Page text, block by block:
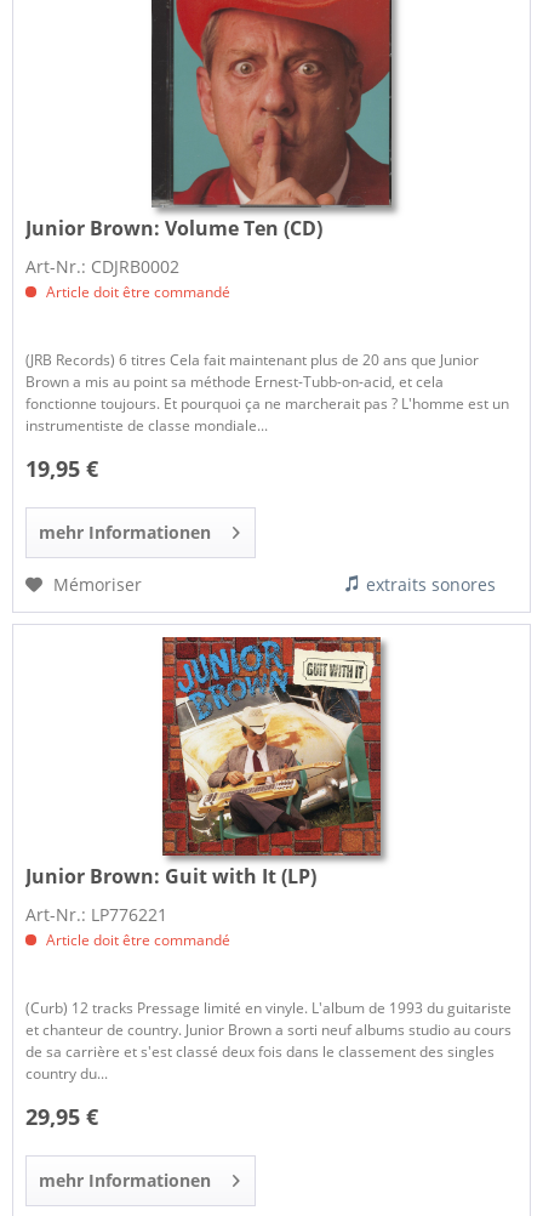
Junior Brown:Volume Ten (CD)
Art-Nr.: CDJRB0002
Article doit être commandé
(JRB Records) 6 titres Cela fait maintenant plus de 20 ans que Junior
Brown a mis au point sa méthode Ernest-Tubb-on-acid, et cela
fonctionne toujours. Et pourquoi ça ne marcherait pas ? L'homme est un
instrumentiste de classe mondiale...
19,95 €
mehr Informationen
Mémoriser extraits sonores
Junior Brown: Guit with It (LP)
Art-Nr.: LP776221
Article doit être commandé
(Curb) 12 tracks Pressage limité en vinyle. L'album de 1993 du guitariste
et chanteur de country. Junior Brown a sorti neuf albums studio au cours
de sa carrière et s'est classé deux fois dans le classement des singles
country du...
29,95 €
mehr Informationen